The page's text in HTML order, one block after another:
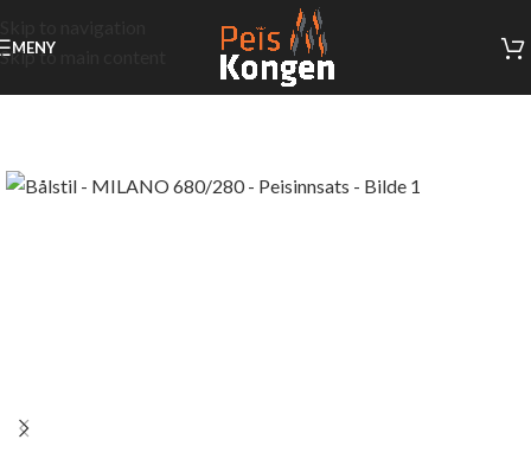
Skip to main content
MENY